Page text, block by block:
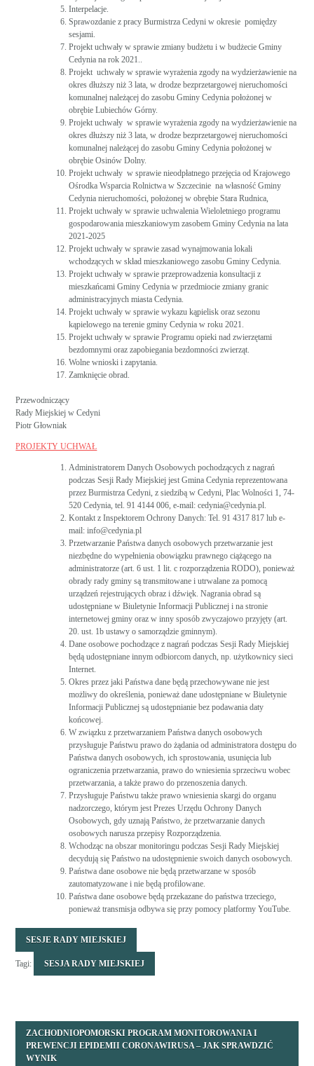
Interpelacje.
Sprawozdanie z pracy Burmistrza Cedyni w okresie pomiędzy
sesjami.
Projekt uchwały w sprawie zmiany budżetu i w budżecie Gminy
Cedynia na rok 2021..
Projekt uchwały w sprawie wyrażenia zgody na wydzierżawienie na
okres dłuższy niż 3 lata, w drodze bezprzetargowej nieruchomości
komunalnej należącej do zasobu Gminy Cedynia położonej w
obrębie Lubiechów Górny.
Projekt uchwały w sprawie wyrażenia zgody na wydzierżawienie na
okres dłuższy niż 3 lata, w drodze bezprzetargowej nieruchomości
komunalnej należącej do zasobu Gminy Cedynia położonej w
obrębie Osinów Dolny.
Projekt uchwały w sprawie nieodpłatnego przejęcia od Krajowego
Ośrodka Wsparcia Rolnictwa w Szczecinie na własność Gminy
Cedynia nieruchomości, położonej w obrębie Stara Rudnica,
Projekt uchwały w sprawie uchwalenia Wieloletniego programu
gospodarowania mieszkaniowym zasobem Gminy Cedynia na lata
2021-2025
Projekt uchwały w sprawie zasad wynajmowania lokali
wchodzących w skład mieszkaniowego zasobu Gminy Cedynia.
Projekt uchwały w sprawie przeprowadzenia konsultacji z
mieszkańcami Gminy Cedynia w przedmiocie zmiany granic
administracyjnych miasta Cedynia.
Projekt uchwały w sprawie wykazu kąpielisk oraz sezonu
kąpielowego na terenie gminy Cedynia w roku 2021.
Projekt uchwały w sprawie Programu opieki nad zwierzętami
bezdomnymi oraz zapobiegania bezdomności zwierząt.
Wolne wnioski i zapytania.
Zamknięcie obrad.
Przewodniczący
Rady Miejskiej w Cedyni
Piotr Głowniak
PROJEKTY UCHWAŁ
Administratorem Danych Osobowych pochodzących z nagrań
podczas Sesji Rady Miejskiej jest Gmina Cedynia reprezentowana
przez Burmistrza Cedyni, z siedzibą w Cedyni, Plac Wolności 1, 74-
520 Cedynia, tel. 91 4144 006, e-mail: cedynia@cedynia.pl.
Kontakt z Inspektorem Ochrony Danych: Tel. 91 4317 817 lub e-
mail: info@cedynia.pl
Przetwarzanie Państwa danych osobowych przetwarzanie jest
niezbędne do wypełnienia obowiązku prawnego ciążącego na
administratorze (art. 6 ust. 1 lit. c rozporządzenia RODO), ponieważ
obrady rady gminy są transmitowane i utrwalane za pomocą
urządzeń rejestrujących obraz i dźwięk. Nagrania obrad są
udostępniane w Biuletynie Informacji Publicznej i na stronie
internetowej gminy oraz w inny sposób zwyczajowo przyjęty (art.
20. ust. 1b ustawy o samorządzie gminnym).
Dane osobowe pochodzące z nagrań podczas Sesji Rady Miejskiej
będą udostępniane innym odbiorcom danych, np. użytkownicy sieci
Internet.
Okres przez jaki Państwa dane będą przechowywane nie jest
możliwy do określenia, ponieważ dane udostępniane w Biuletynie
Informacji Publicznej są udostępnianie bez podawania daty
końcowej.
W związku z przetwarzaniem Państwa danych osobowych
przysługuje Państwu prawo do żądania od administratora dostępu do
Państwa danych osobowych, ich sprostowania, usunięcia lub
ograniczenia przetwarzania, prawo do wniesienia sprzeciwu wobec
przetwarzania, a także prawo do przenoszenia danych.
Przysługuje Państwu także prawo wniesienia skargi do organu
nadzorczego, którym jest Prezes Urzędu Ochrony Danych
Osobowych, gdy uznają Państwo, że przetwarzanie danych
osobowych narusza przepisy Rozporządzenia.
Wchodząc na obszar monitoringu podczas Sesji Rady Miejskiej
decydują się Państwo na udostępnienie swoich danych osobowych.
Państwa dane osobowe nie będą przetwarzane w sposób
zautomatyzowane i nie będą profilowane.
Państwa dane osobowe będą przekazane do państwa trzeciego,
ponieważ transmisja odbywa się przy pomocy platformy YouTube.
SESJE RADY MIEJSKIEJ
Tagi: SESJA RADY MIEJSKIEJ
ZACHODNIOPOMORSKI PROGRAM MONITOROWANIA I
PREWENCJI EPIDEMII CORONAWIRUSA – JAK SPRAWDZIĆ
WYNIK